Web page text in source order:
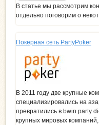
В статье мы рассмотрим
отдельно поговорим о
Покерная сеть PartyPoker
В 2011 году две крупные
специализировались на
превратились в bwin.party
крупных мировых